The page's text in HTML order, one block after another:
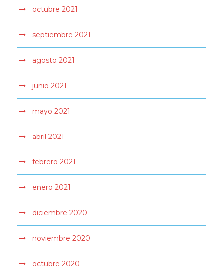
octubre 2021
septiembre 2021
agosto 2021
junio 2021
mayo 2021
abril 2021
febrero 2021
enero 2021
diciembre 2020
noviembre 2020
octubre 2020